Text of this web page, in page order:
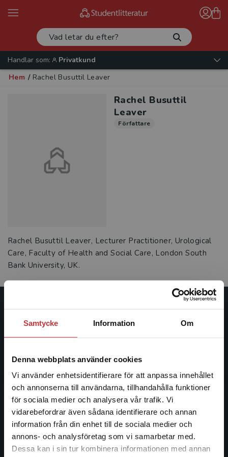
Samtycke Information Om
Denna webbplats använder cookies
Vi använder enhetsidentifierare för att anpassa innehållet
och annonserna till användarna, tillhandahålla funktioner
för sociala medier och analysera vår trafik. Vi
vidarebefordrar även sådana identifierare och annan
information från din enhet till de sociala medier och
annons- och analysföretag som vi samarbetar med.
Dessa kan i sin tur kombinera informationen med annan
Begränsad fraktregion
Handlar som:
Privatkund
Hem / Rachel Busuttil Leaver
Rachel Busuttil
Leaver
Författare
Rachel Busuttil Leaver, Lecturer Practitioner, Urological
Care, Faculty of Health and Social Care, London South
Bank University, UK.
Studentlitteratur
Studentlitteratur grundades 1963 och är idag Sveriges
facklitteratur, utbildningar och digitala
informationstjänster i utbudet, finns Studentlitteratur med
längs hela kunskapsresan.
Kontakta oss
Kontakta oss